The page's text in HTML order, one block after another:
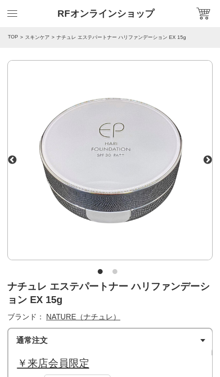
RFオンラインショップ
TOP スキンケア ナチュレ エステパートナー ハリファンデーション EX 15g
ナチュレ エステパートナー ハリファンデーシ
ョン EX 15g
ブランド： NATURE（ナチュレ）
通常注文
￥来店会員限定